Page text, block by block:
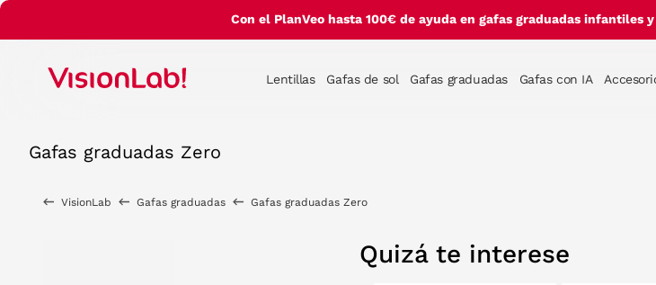
Con el PlanVeo hasta 100€ de ayuda en gafas graduadas infantiles
Lentillas Gafas de sol Gafas graduadas Gafas con IA
Gafas graduadas Zero
VisionLab Gafas graduadas Gafas graduadas Zero
Quizá te interese